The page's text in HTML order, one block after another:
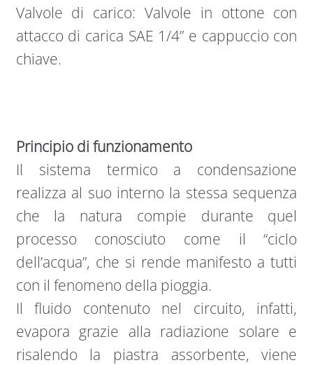
Valvole di carico: Valvole in ottone con
attacco di carica SAE 1/4” e cappuccio con
chiave.
Principio di funzionamento
Il sistema termico a condensazione
realizza al suo interno la stessa sequenza
che la natura compie durante quel
processo conosciuto come il “ciclo
dell’acqua”, che si rende manifesto a tutti
con il fenomeno della pioggia.
Il fluido contenuto nel circuito, infatti,
evapora grazie alla radiazione solare e
risalendo la piastra assorbente, viene